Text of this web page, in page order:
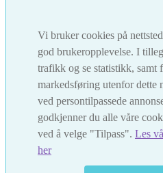
Vi bruker cookies på
god brukeropplevelse. I
trafikk og se statistikk, samt
markedsføring utenfor dette
ved persontilpassede
godkjenner du alle våre
ved å velge "Tilpass". Les
her